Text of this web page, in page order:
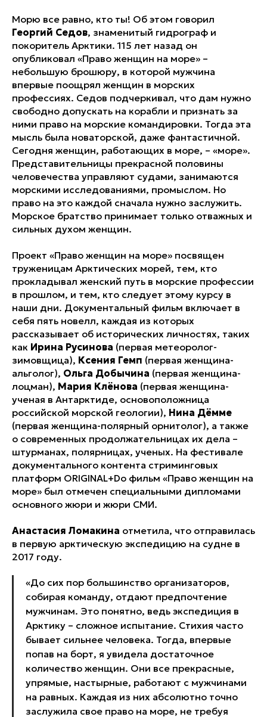
Морю все равно, кто ты! Об этом говорил
Георгий Седов, знаменитый гидрограф и
покоритель Арктики. 115 лет назад он
опубликовал «Право женщин на море» –
небольшую брошюру, в которой мужчина
впервые поощрял женщин в морских
профессиях. Седов подчеркивал, что дам нужно
свободно допускать на корабли и признать за
ними право на морские командировки. Тогда эта
мысль была новаторской, даже фантастичной.
Сегодня женщин, работающих в море, – «море».
Представительницы прекрасной половины
человечества управляют судами, занимаются
морскими исследованиями, промыслом. Но
право на это каждой сначала нужно заслужить.
Морское братство принимает только отважных и
сильных духом женщин.
Проект «Право женщин на море» посвящен
труженицам Арктических морей, тем, кто
прокладывал женский путь в морские профессии
в прошлом, и тем, кто следует этому курсу в
наши дни. Документальный фильм включает в
себя пять новелл, каждая из которых
рассказывает об исторических личностях, таких
как Ирина Русинова (первая метеоролог-
зимовщица), Ксения Гемп (первая женщина-
альголог), Ольга Добычина (первая женщина-
лоцман), Мария Клёнова (первая женщина-
ученая в Антарктиде, основоположница
российской морской геологии), Нина Дёмме
(первая женщина-полярный орнитолог), а также
о современных продолжательницах их дела –
штурманах, полярницах, ученых. На фестивале
документального контента стриминговых
платформ ORIGINAL+Do фильм «Право женщин на
море» был отмечен специальными дипломами
основного жюри и жюри СМИ.
Анастасия Ломакина отметила, что отправилась
в первую арктическую экспедицию на судне в
2017 году.
«До сих пор большинство организаторов,
собирая команду, отдают предпочтение
мужчинам. Это понятно, ведь экспедиция в
Арктику – сложное испытание. Стихия часто
бывает сильнее человека. Тогда, впервые
попав на борт, я увидела достаточное
количество женщин. Они все прекрасные,
упрямые, настырные, работают с мужчинами
на равных. Каждая из них абсолютно точно
заслужила свое право на море, не требуя